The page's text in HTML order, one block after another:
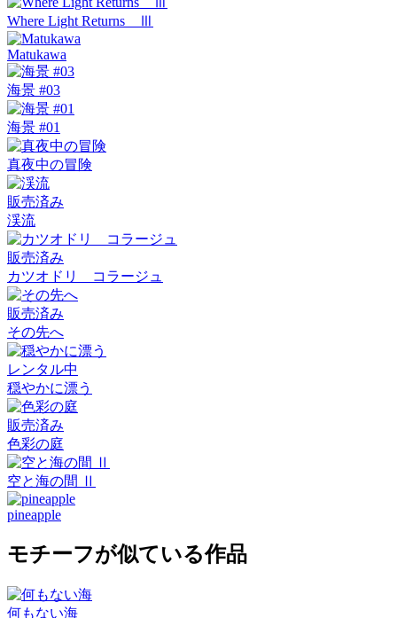
Where Light Returns Ⅲ
Matukawa
海景 #03
海景 #01
真夜中の冒険
販売済み
渓流
販売済み
カツオドリ コラージュ
販売済み
その先へ
レンタル中
穏やかに漂う
販売済み
色彩の庭
空と海の間 Ⅱ
pineapple
モチーフが似ている作品
何もない海